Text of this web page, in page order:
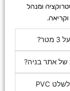
ומנהל
אתר בניה?
מה ההבדל בעמידות בין שלט אלומיניום לשלט PVC